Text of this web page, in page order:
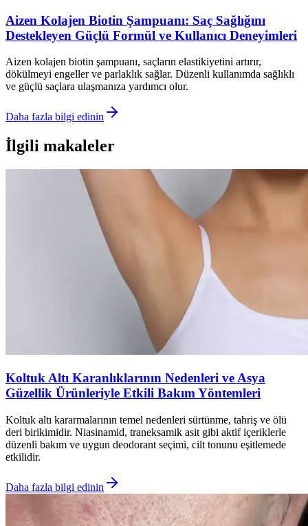
Aizen Kolajen Biotin Şampuanı: Saç Sağlığını
Destekleyen Güçlü Formül ve Kullanıcı Deneyimleri
Aizen kolajen biotin şampuanı, saçların elastikiyetini artırır,
dökülmeyi engeller ve parlaklık sağlar. Düzenli kullanımda sağlıklı
ve güçlü saçlara ulaşmanıza yardımcı olur.
Daha fazla bilgi edinin
İlgili makaleler
Koltuk Altı Karanlıklarının Nedenleri ve Asya
Güzellik Ürünleriyle Etkili Bakım Yöntemleri
Koltuk altı kararmalarının temel nedenleri sürtünme, tahriş ve ölü
deri birikimidir. Niasinamid, traneksamik asit gibi aktif içeriklerle
düzenli bakım ve uygun deodorant seçimi, cilt tonunu eşitlemede
etkilidir.
Daha fazla bilgi edinin